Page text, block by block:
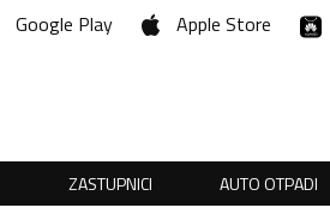
Google Play Apple Store
ZASTUPNICI AUTO OTPADI